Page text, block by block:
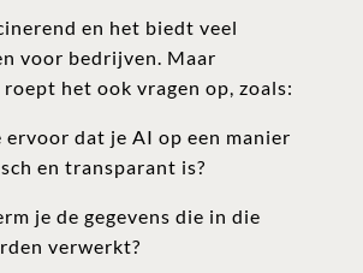
en het biedt veel
voor bedrijven. Maar
het ook vragen op, zoals:
ervoor dat je AI op een manier
en transparant is?
je de gegevens die in die
verwerkt?